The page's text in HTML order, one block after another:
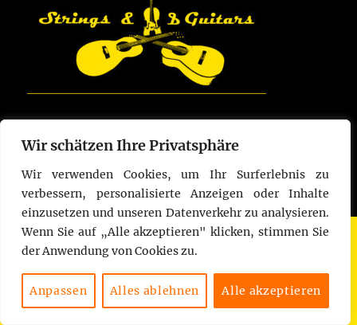
Wir schätzen Ihre Privatsphäre
Wir verwenden Cookies, um Ihr Surferlebnis zu
verbessern, personalisierte Anzeigen oder Inhalte
einzusetzen und unseren Datenverkehr zu analysieren.
Wenn Sie auf „Alle akzeptieren" klicken, stimmen Sie
der Anwendung von Cookies zu.
Anpassen Alles ablehnen Alle akzeptieren
Strings & Guitars Datenschutzbelehrung
Stolz
präsentiert von WordPress